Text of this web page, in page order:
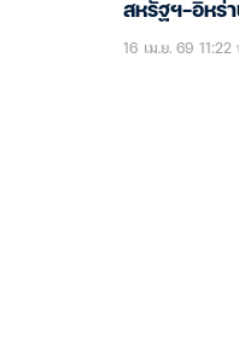
สหรัฐฯ-อิหร่า
16 เม.ย. 69 11:22